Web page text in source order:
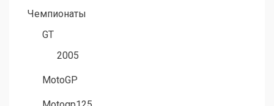
Чемпионаты
GT
2005
MotoGP